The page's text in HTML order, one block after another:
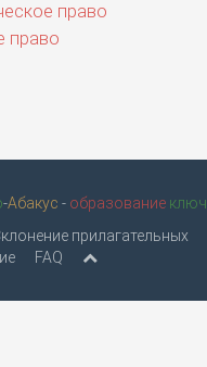
право
право
-Абакус - образование ключ
прилагательных
FAQ